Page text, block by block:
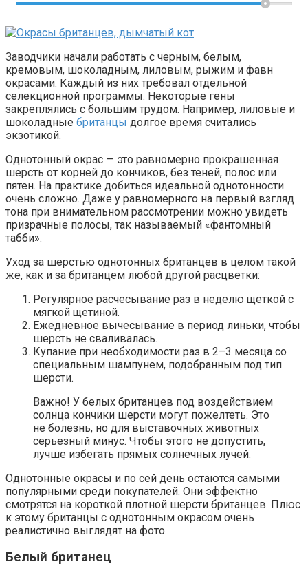
Заводчики начали работать с черным, белым,
кремовым, шоколадным, лиловым, рыжим и фавн
окрасами. Каждый из них требовал отдельной
селекционной программы. Некоторые гены
закреплялись с большим трудом. Например, лиловые и
шоколадные британцы долгое время считались
экзотикой.
Однотонный окрас — это равномерно прокрашенная
шерсть от корней до кончиков, без теней, полос или
пятен. На практике добиться идеальной однотонности
очень сложно. Даже у равномерного на первый взгляд
тона при внимательном рассмотрении можно увидеть
призрачные полосы, так называемый «фантомный
табби».
Уход за шерстью однотонных британцев в целом такой
же, как и за британцем любой другой расцветки:
Регулярное расчесывание раз в неделю щеткой с
мягкой щетиной.
Ежедневное вычесывание в период линьки, чтобы
шерсть не сваливалась.
Купание при необходимости раз в 2–3 месяца со
специальным шампунем, подобранным под тип
шерсти.
Важно! У белых британцев под воздействием
солнца кончики шерсти могут пожелтеть. Это
не болезнь, но для выставочных животных
серьезный минус. Чтобы этого не допустить,
лучше избегать прямых солнечных лучей.
Однотонные окрасы и по сей день остаются самыми
популярными среди покупателей. Они эффектно
смотрятся на короткой плотной шерсти британцев. Плюс
к этому британцы с однотонным окрасом очень
реалистично выглядят на фото.
Белый британец